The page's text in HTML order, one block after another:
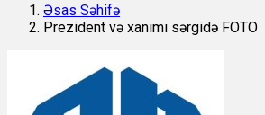
Əsas Səhifə
Prezident və xanımı sərgidə FOTO